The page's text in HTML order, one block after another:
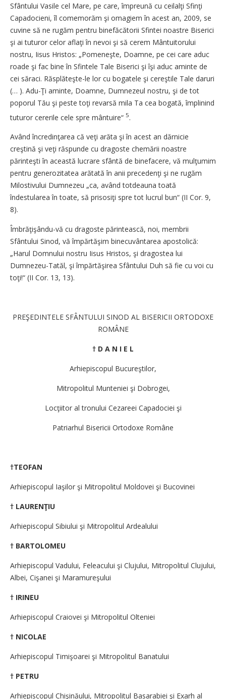
Sfântului Vasile cel Mare, pe care, împreună cu ceilalţi Sfinţi
Capadocieni, îl comemorăm şi omagiem în acest an, 2009, se
cuvine să ne rugăm pentru binefăcătorii Sfintei noastre Biserici
şi ai tuturor celor aflaţi în nevoi şi să cerem Mântuitorului
nostru, Iisus Hristos: „Pomeneşte, Doamne, pe cei care aduc
roade şi fac bine în Sfintele Tale Biserici şi îşi aduc aminte de
cei săraci. Răsplăteşte-le lor cu bogatele şi cereştile Tale daruri
(… ). Adu-Ţi aminte, Doamne, Dumnezeul nostru, şi de tot
poporul Tău şi peste toţi revarsă mila Ta cea bogată, împlinind
tuturor cererile cele spre mântuire“ 5.
Având încredinţarea că veţi arăta şi în acest an dărnicie
creştină şi veţi răspunde cu dragoste chemării noastre
părinteşti în această lucrare sfântă de binefacere, vă mulţumim
pentru generozitatea arătată în anii precedenţi şi ne rugăm
Milostivului Dumnezeu „ca, având totdeauna toată
îndestularea în toate, să prisosiţi spre tot lucrul bun“ (II Cor. 9,
8).
Îmbrăţişându-vă cu dragoste părintească, noi, membrii
Sfântului Sinod, vă împărtăşim binecuvântarea apostolică:
„Harul Domnului nostru Iisus Hristos, şi dragostea lui
Dumnezeu-Tatăl, şi împărtăşirea Sfântului Duh să fie cu voi cu
toţi!“ (II Cor. 13, 13).
PREŞEDINTELE SFÂNTULUI SINOD AL BISERICII ORTODOXE
ROMÂNE
† D A N I E L
Arhiepiscopul Bucureştilor,
Mitropolitul Munteniei şi Dobrogei,
Locţiitor al tronului Cezareei Capadociei şi
Patriarhul Bisericii Ortodoxe Române
†TEOFAN
Arhiepiscopul Iaşilor şi Mitropolitul Moldovei şi Bucovinei
† LAURENŢIU
Arhiepiscopul Sibiului şi Mitropolitul Ardealului
† BARTOLOMEU
Arhiepiscopul Vadului, Feleacului şi Clujului, Mitropolitul Clujului,
Albei, Cişanei şi Maramureşului
† IRINEU
Arhiepiscopul Craiovei şi Mitropolitul Olteniei
† NICOLAE
Arhiepiscopul Timişoarei şi Mitropolitul Banatului
† PETRU
Arhiepiscopul Chişinăului, Mitropolitul Basarabiei şi Exarh al